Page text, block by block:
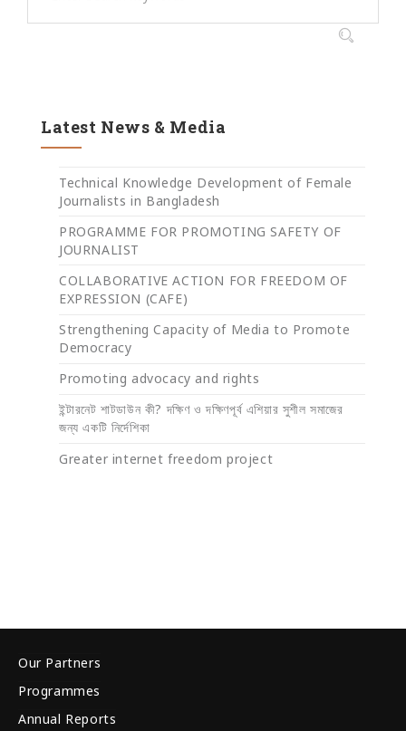
Latest News & Media
Technical Knowledge Development of Female
Journalists in Bangladesh
PROGRAMME FOR PROMOTING SAFETY OF
JOURNALIST
COLLABORATIVE ACTION FOR FREEDOM OF
EXPRESSION (CAFE)
Strengthening Capacity of Media to Promote
Democracy
Promoting advocacy and rights
ইন্টারনেট শাটডাউন কী? দক্ষিণ ও দক্ষিণপূর্ব এশিয়ার সুশীল সমাজের
জন্য একটি নির্দেশিকা
Greater internet freedom project
Our Partners
Programmes
Annual Reports